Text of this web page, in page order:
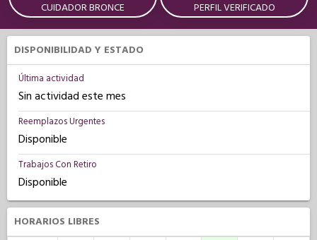
CUIDADOR BRONCE PERFIL VERIFICADO
DISPONIBILIDAD Y ESTADO
Última actividad
Sin actividad este mes
Reemplazos Urgentes
Disponible
Trabajos Con Retiro
Disponible
HORARIOS LIBRES